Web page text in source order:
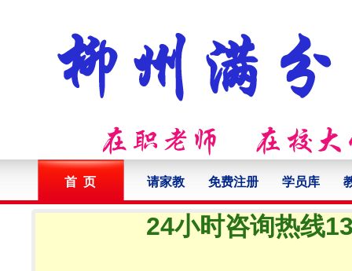
首 页 请家教 免费注册 学员库
24小时咨询热线